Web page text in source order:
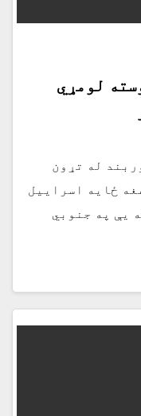
اسراییل د اوربند نه وروسته لومړي
له تړون
ځایه اسراییل
یې په جنوبي